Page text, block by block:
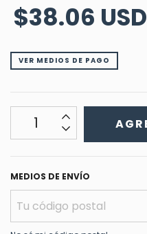
$38.06 USD
VER MEDIOS DE PAGO
MEDIOS DE ENVÍO